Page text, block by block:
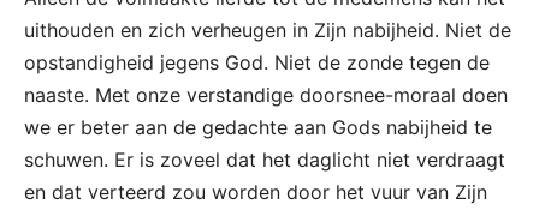
uithouden en zich verheugen in Zijn nabijheid. Niet de
opstandigheid jegens God. Niet de zonde tegen de
naaste. Met onze verstandige doorsnee-moraal doen
we er beter aan de gedachte aan Gods nabijheid te
schuwen. Er is zoveel dat het daglicht niet verdraagt
en dat verteerd zou worden door het vuur van Zijn